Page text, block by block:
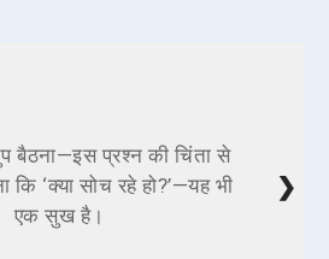
बैठना—इस प्रश्न की चिंता से
कि ‘क्या सोच रहे हो?’—यह भी
एक सुख है।
❯